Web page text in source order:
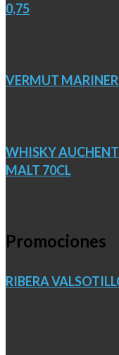
0,75
VERMUT
WHISKY
MALT 70CL
Promociones
RIBERA